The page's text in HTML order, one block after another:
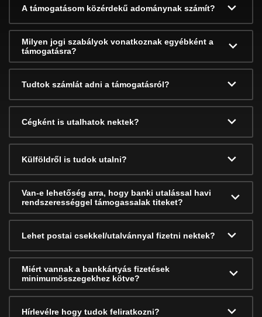
A támogatásom közérdekű adománynak számít?
Milyen jogi szabályok vonatkoznak egyébként a
támogatásra?
Tudtok számlát adni a támogatásról?
Cégként is utalhatok nektek?
Külföldről is tudok utalni?
Van-e lehetőség arra, hogy banki utalással havi
rendszerességgel támogassalak titeket?
Lehet postai csekkel/utalvánnyal fizetni nektek?
Miért vannak a bankkártyás fizetések
minimumösszegekhez kötve?
Hírlevélre hogy tudok feliratkozni?